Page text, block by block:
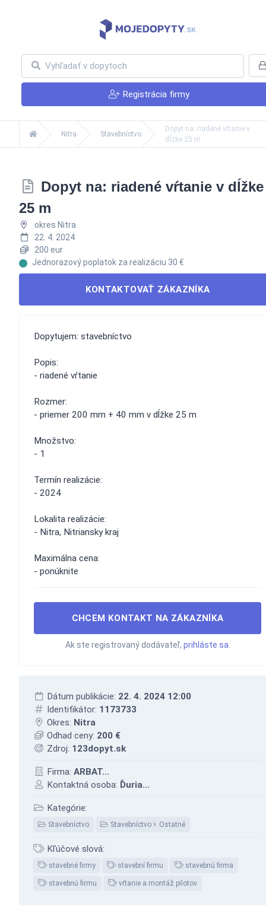
Registrácia firmy
Nitra Stavebníctvo
Dopyt na: riadené vŕtanie v
dĺžke 25 m
Dopyt na: riadené vŕtanie v dĺžke
25 m
okres Nitra
22. 4. 2024
200 eur
Jednorazový poplatok za realizáciu 30 €
KONTAKTOVAŤ ZÁKAZNÍKA
Dopytujem: stavebníctvo
Popis:
- riadené vŕtanie
Rozmer:
- priemer 200 mm + 40 mm v dĺžke 25 m
Množstvo:
- 1
Termín realizácie:
- 2024
Lokalita realizácie:
- Nitra, Nitriansky kraj
Maximálna cena:
- ponúknite
CHCEM KONTAKT NA ZÁKAZNÍKA
Ak ste registrovaný dodávateľ, prihláste sa
Dátum publikácie: 22. 4. 2024 12:00
Identifikátor: 1173733
Okres: Nitra
Odhad ceny: 200 €
Zdroj: 123dopyt.sk
Firma: ARBAT...
Kontaktná osoba: Ďuria...
Kategórie:
Stavebníctvo Stavebníctvo Ostatné
Kľúčové slová:
stavebné firmy stavební firmu stavebnú firma
stavebnú firmu vŕtanie a montáž pilotov